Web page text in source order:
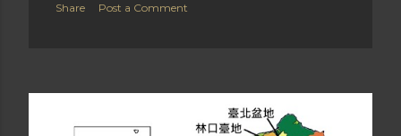
Share Post a Comment